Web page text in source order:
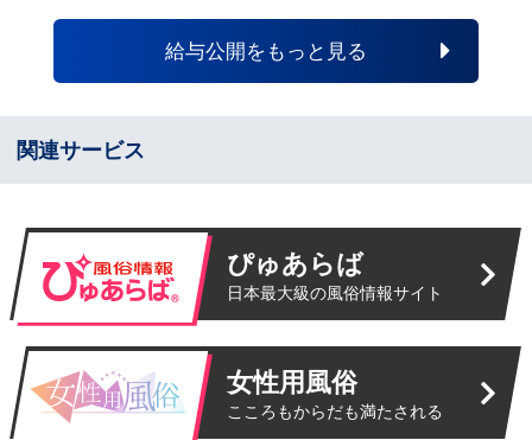
給与公開をもっと見る
関連サービス
ぴゅあらば
日本最大級の風俗情報サイト
女性用風俗
こころもからだも満たされる